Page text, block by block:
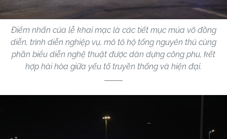
Điểm nhấn của lễ khai mạc là các tiết mục múa võ đồng
diễn, trình diễn nghiệp vụ, mô tô hộ tống nguyên thủ cùng
phần biểu diễn nghệ thuật được dàn dựng công phu, kết
hợp hài hòa giữa yếu tố truyền thống và hiện đại.